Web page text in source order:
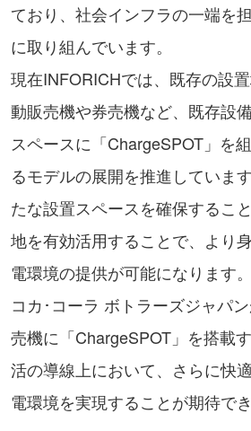
ており、社会インフラの一端を
に取り組んでいます。
現在INFORICHでは、既存の設
動販売機や券売機など、既存設
スペースに「ChargeSPOT」を
るモデルの展開を推進していま
たな設置スペースを確保するこ
地を有効活用することで、より
電環境の提供が可能になります。
コカ･コーラ ボトラーズジャパ
売機に「ChargeSPOT」を搭載
活の導線上において、さらに快
電環境を実現することが期待でき